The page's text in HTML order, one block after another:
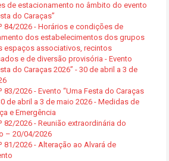
de estacionamento no âmbito do evento
do Caraças”
84/2026 - Horários e condições de
dos estabelecimentos dos grupos
espaços associativos, recintos
e de diversão provisória - Evento
do Caraças 2026” - 30 de abril a 3 de
83/2026 - Evento “Uma Festa do Caraças
de abril a 3 de maio 2026 - Medidas de
e Emergência
82/2026 - Reunião extraordinária do
– 20/04/2026
81/2026 - Alteração ao Alvará de